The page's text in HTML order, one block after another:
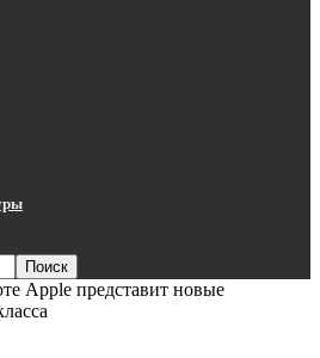
Apple представит новые